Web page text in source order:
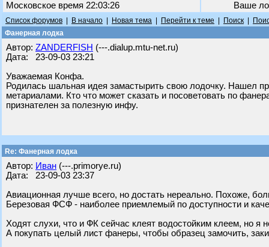
Московское время 22:03:26 Ваше
Список форумов В начало Новая тема Перейти к теме Поиск
Фанерная лодка
Автор: ZANDERFISH (---.dialup.mtu-net.ru)
Дата: 23-09-03 23:21
Уважаемая Конфа.
Родилась шальная идея замастырить свою лодочку. Нашел
метариалами. Кто что может сказать и посоветовать по
признателен за полезную инфу.
Re: Фанерная лодка
Автор: Иван (---.primorye.ru)
Дата: 23-09-03 23:37
Авиационная лучше всего, но достать нереально. Похоже,
Березовая ФСФ - наиболее приемлемый по доступности и
Ходят слухи, что и ФК сейчас клеят водостойким клеем, но я
А покупать целый лист фанеры, чтобы образец замочить,